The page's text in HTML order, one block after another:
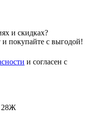
и скидках?
покупайте с выгодой!
и согласен с
28Ж